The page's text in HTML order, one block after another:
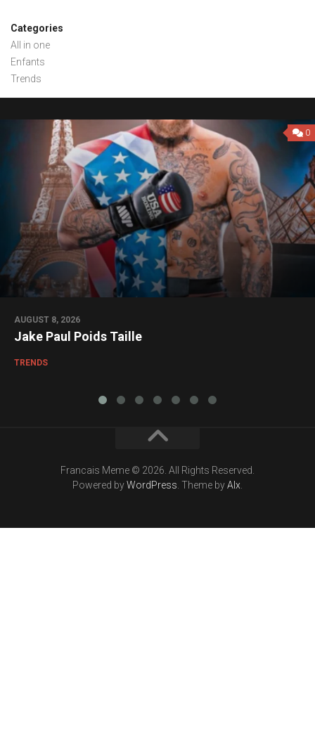
Categories
All in one
Enfants
Trends
0
AUGUST 8, 2026
Jake Paul Poids Taille
TRENDS
Francais Meme © 2026. All Rights Reserved.
Powered byWordPress . Theme byAlx